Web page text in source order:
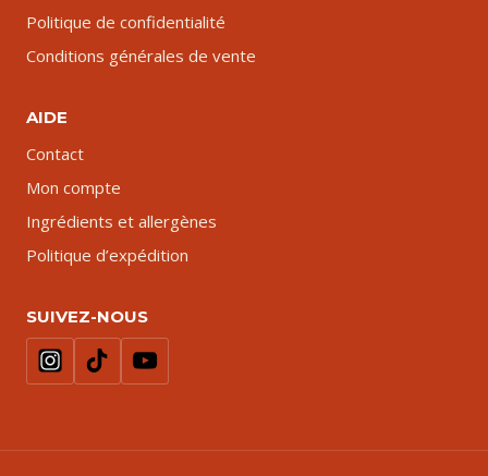
Politique de confidentialité
Conditions générales de vente
AIDE
Contact
Mon compte
Ingrédients et allergènes
Politique d’expédition
SUIVEZ-NOUS